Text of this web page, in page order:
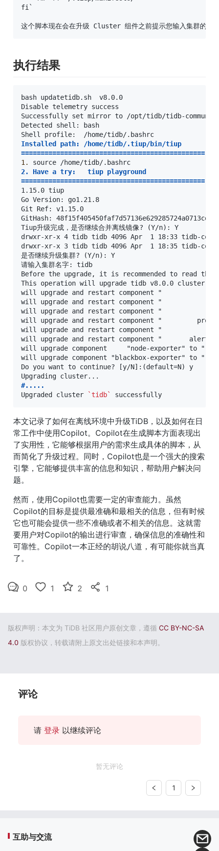
fi`
这个脚本现在会在升级 Cluster 组件之前提示您输入集群的名
执行结果
bash updatetidb.sh  v8.0.0
Disable telemetry success
Successfully set mirror to /opt/tidb/tidb-
Detected shell: bash
===============================================
1.
===============================================
1.15.0 tiup
Go Version: go1.21.8
Git Ref: v1.15.0
GitHash: 48f15f405450faf7d57136e629285724a0713cde
Tiup升级完成，是否继续合并离线镜像? (Y/n): Y
drwxr-xr-x 4 tidb tidb 4096 Apr  1 18:33 tidb-
drwxr-xr-x 3 tidb tidb 4096 Apr  1 18:35 tidb-
是否继续升级集群? (Y/n): Y
请输入集群名字: tidb
Before the upgrade, it is recommended to read
This operation will upgrade tidb v8.0.0 cluster
will upgrade and restart component "
will upgrade and restart component "
will upgrade and restart component "
will upgrade and restart component "
will upgrade and restart component "
will upgrade and restart component "
will upgrade component     "node-exporter" to "",
will upgrade component "blackbox-exporter" to "".
Do you want to continue? [y/N]:(default=N) y
#.....
Upgraded cluster
`tidb` successfully
本文记录了如何在离线环境中升级TiDB，以及如何在日
常工作中使用Copilot。Copilot在生成脚本方面表现出
了实用性，它能够根据用户的需求生成具体的脚本，从
而简化了升级过程。同时，Copilot也是一个强大的搜索
引擎，它能够提供丰富的信息和知识，帮助用户解决问
题。
然而，使用Copilot也需要一定的审查能力。虽然
Copilot的目标是提供最准确和最相关的信息，但有时候
它也可能会提供一些不准确或者不相关的信息。这就需
要用户对Copilot的输出进行审查，确保信息的准确性和
可靠性。Copilot一本正经的胡说八道，有可能你就当真
了。
0 1 2 1
版权声明：本文为 TiDB 社区用户原创文章，遵循 CC BY-NC-SA
4.0 版权协议，转载请附上原文出处链接和本声明。
评论
请 登录 以继续评论
暂无评论
1
互助与交流